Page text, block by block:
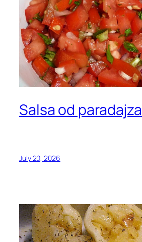
Salsa od paradajza
July 20, 2026